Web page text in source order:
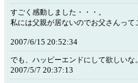
すごく感動しました・・・。
私には父親が居ないのでお父さんっ
2007/6/15 20:52:34
でも、ハッピーエンドにして欲しいな。
2007/5/7 20:37:13